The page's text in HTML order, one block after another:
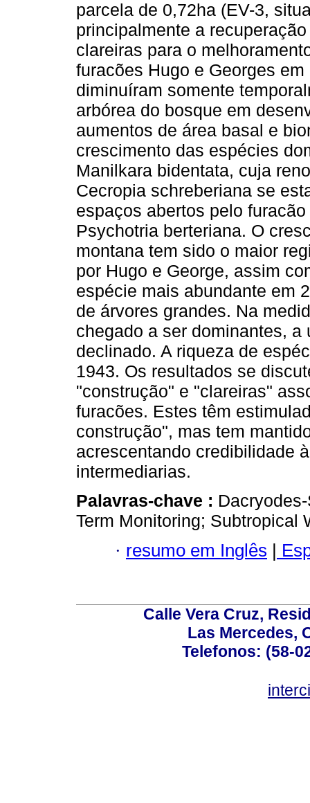
parcela de 0,72ha (EV-3,
principalmente a
clareiras para o
furacões Hugo e Georges
diminuíram somente
arbórea do bosque em
aumentos de área basal e
crescimento das espécies
Manilkara bidentata, cuja
Cecropia schreberiana se
espaços abertos pelo
Psychotria berteriana. O
montana tem sido o maior
por Hugo e George, assim
espécie mais abundante em
de árvores grandes. Na
chegado a ser dominantes,
declinado. A riqueza de
1943. Os resultados se
"construção" e "clareiras"
furacões. Estes têm
construção", mas tem
acrescentando credibilidade
intermediarias.
Palavras-chave :
Term Monitoring; Subtropical
· resumo em Inglês |
Calle Vera Cruz,
Las Mercedes,
Telefonos: (58-